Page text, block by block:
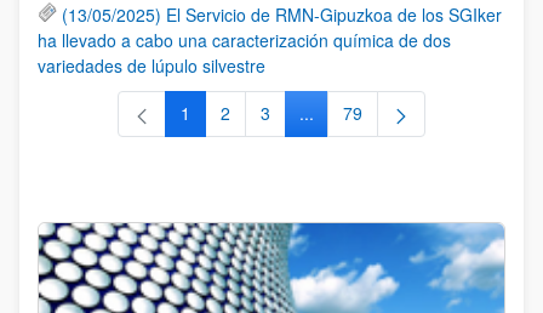
(13/05/2025) El Servicio de RMN-Gipuzkoa de los SGIker
ha llevado a cabo una caracterización química de dos
variedades de lúpulo silvestre
Página
1 Página
2 Página
3 ...Páginas intermedias Use TAB
Página
79